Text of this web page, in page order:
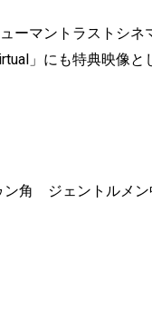
ーマントラストシ
」にも特典映像と
ン角 ジェントルメ